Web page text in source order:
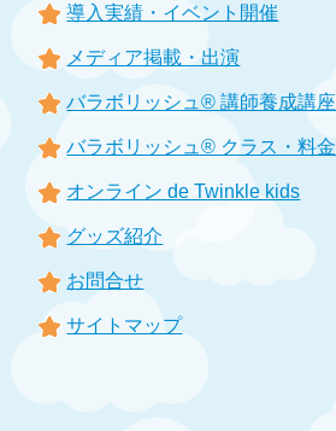
導入実績・イベント開催
メディア掲載・出演
バラボリッシュ® 講師養成講座
バラボリッシュ® クラス・料金
オンライン de Twinkle kids
グッズ紹介
お問合せ
サイトマップ